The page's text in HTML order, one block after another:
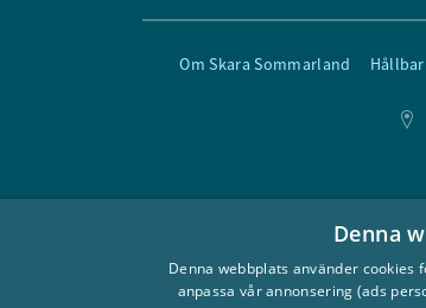
Om Skara Sommarland
Denna
Denna webbplats använder
anpassa vår annonsering (ads